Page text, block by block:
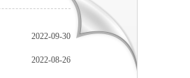
2022-09-30
2022-08-26